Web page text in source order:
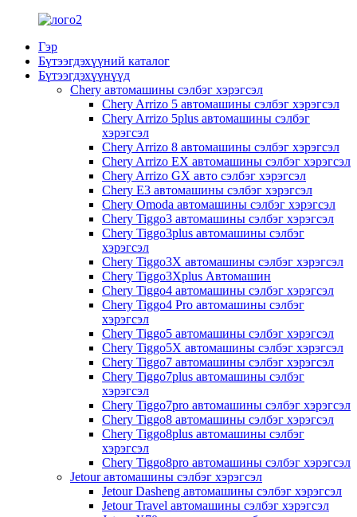
Гэр
Бүтээгдэхүүний каталог
Бүтээгдэхүүнүүд
Chery автомашины сэлбэг хэрэгсэл
Chery Arrizo 5 автомашины сэлбэг хэрэгсэл
Chery Arrizo 5plus автомашины сэлбэг
хэрэгсэл
Chery Arrizo 8 автомашины сэлбэг хэрэгсэл
Chery Arrizo EX автомашины сэлбэг хэрэгсэл
Chery Arrizo GX авто сэлбэг хэрэгсэл
Chery E3 автомашины сэлбэг хэрэгсэл
Chery Omoda автомашины сэлбэг хэрэгсэл
Chery Tiggo3 автомашины сэлбэг хэрэгсэл
Chery Tiggo3plus автомашины сэлбэг
хэрэгсэл
Chery Tiggo3X автомашины сэлбэг хэрэгсэл
Chery Tiggo3Xplus Автомашин
Chery Tiggo4 автомашины сэлбэг хэрэгсэл
Chery Tiggo4 Pro автомашины сэлбэг
хэрэгсэл
Chery Tiggo5 автомашины сэлбэг хэрэгсэл
Chery Tiggo5X автомашины сэлбэг хэрэгсэл
Chery Tiggo7 автомашины сэлбэг хэрэгсэл
Chery Tiggo7plus автомашины сэлбэг
хэрэгсэл
Chery Tiggo7pro автомашины сэлбэг хэрэгсэл
Chery Tiggo8 автомашины сэлбэг хэрэгсэл
Chery Tiggo8plus автомашины сэлбэг
хэрэгсэл
Chery Tiggo8pro автомашины сэлбэг хэрэгсэл
Jetour автомашины сэлбэг хэрэгсэл
Jetour Dasheng автомашины сэлбэг хэрэгсэл
Jetour Travel автомашины сэлбэг хэрэгсэл